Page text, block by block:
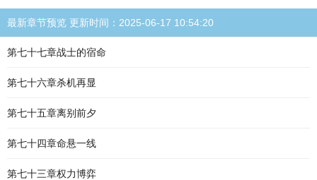
最新章节预览 更新时间：2025-06-17 10:54:20
第七十七章战士的宿命
第七十六章杀机再显
第七十五章离别前夕
第七十四章命悬一线
第七十三章权力博弈